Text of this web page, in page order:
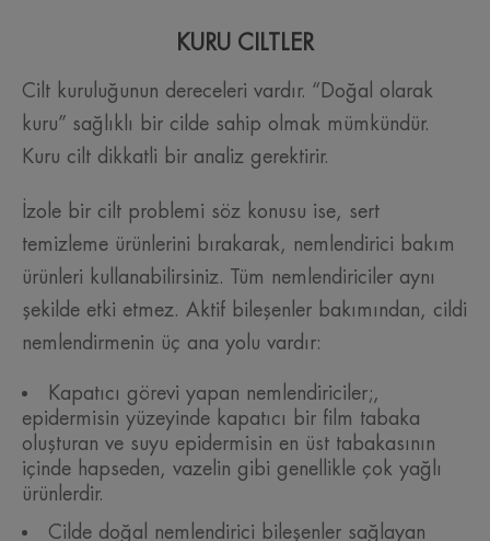
KURU CİLTLER
Cilt kuruluğunun dereceleri vardır. “Doğal olarak
kuru” sağlıklı bir cilde sahip olmak mümkündür.
Kuru cilt dikkatli bir analiz gerektirir.
İzole bir cilt problemi söz konusu ise, sert
temizleme ürünlerini bırakarak, nemlendirici bakım
ürünleri kullanabilirsiniz. Tüm nemlendiriciler aynı
şekilde etki etmez. Aktif bileşenler bakımından, cildi
nemlendirmenin üç ana yolu vardır:
Kapatıcı görevi yapan nemlendiriciler;,
epidermisin yüzeyinde kapatıcı bir film tabaka
oluşturan ve suyu epidermisin en üst tabakasının
içinde hapseden, vazelin gibi genellikle çok yağlı
ürünlerdir.
Cilde doğal nemlendirici bileşenler sağlayan